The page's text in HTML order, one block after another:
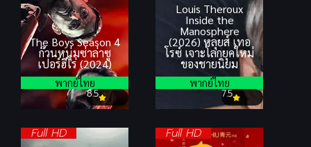
The Boys Season 4
ก๊วนหนุ่มซ่าล่าซู
เปอร์ฮีโร่ (2024)
8.5
พากย์ไทย
Louis Theroux
Inside the
Manosphere
(2026) หลุยส์ เทอ
โรซ์ เจาะโลกยุคใหม่
ของชายนิยม
7.5
พากย์ไทย
Full HD Full HD